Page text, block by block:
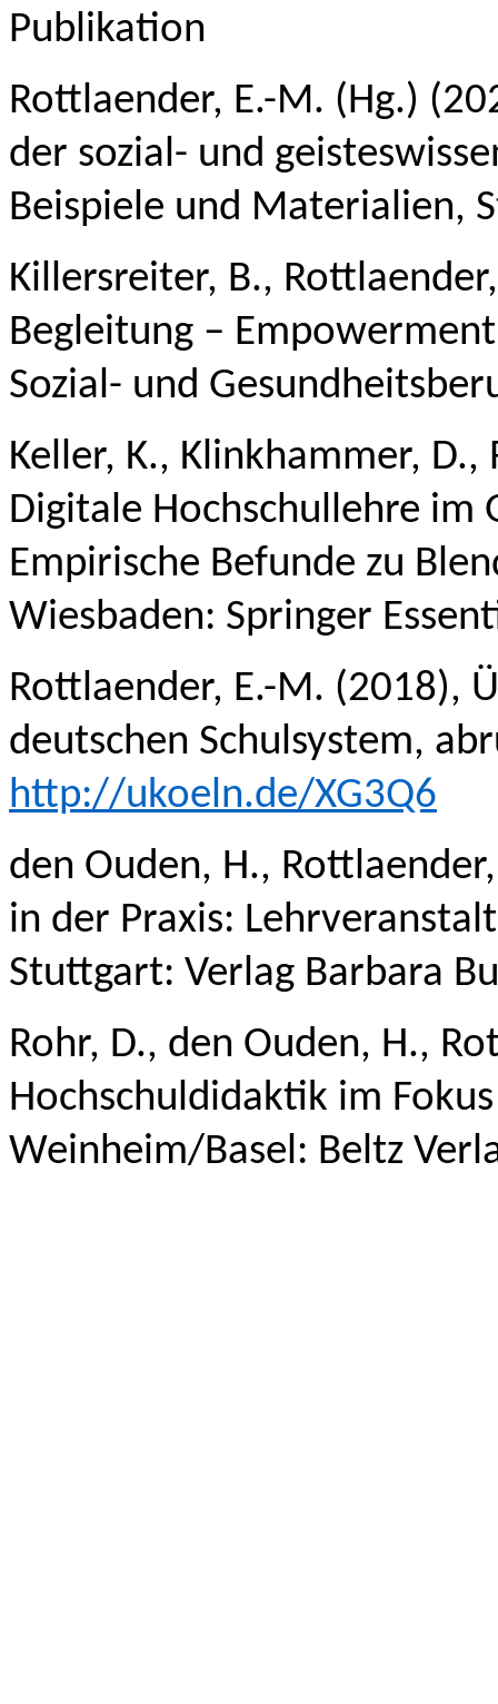
Publikation
Rottlaender, E.-M. (Hg.)
der sozial- und
Beispiele und Materialien,
Killersreiter, B.,
Begleitung –
Sozial- und
Keller, K., Klinkhammer,
Digitale Hochschullehre im
Empirische Befunde zu
Wiesbaden: Springer
Rottlaender, E.-M. (2018),
deutschen Schulsystem,
http://ukoeln.de/XG3Q6
den Ouden, H.,
in der Praxis:
Stuttgart: Verlag Barbara
Rohr, D., den Ouden, H.,
Hochschuldidaktik im
Weinheim/Basel: Beltz